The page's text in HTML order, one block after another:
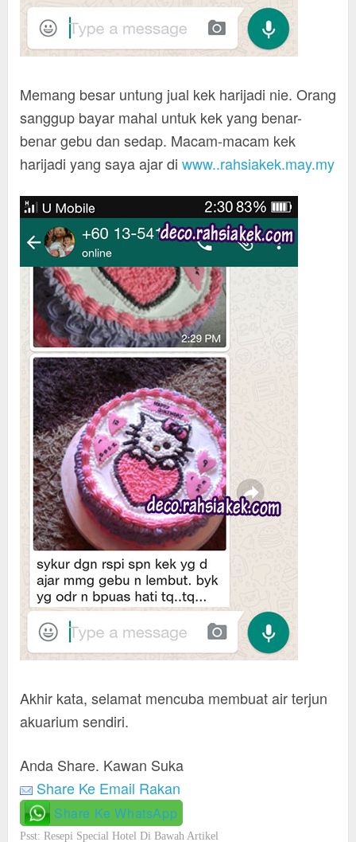
Memang besar untung jual kek harijadi nie. Orang
sanggup bayar mahal untuk kek yang benar-
benar gebu dan sedap. Macam-macam kek
harijadi yang saya ajar di www..rahsiakek.may.my
Akhir kata, selamat mencuba membuat air terjun
akuarium sendiri.
Anda Share. Kawan Suka
Share Ke Email Rakan
Share Ke WhatsApp
Psst: Resepi Special Hotel Di Bawah Artikel